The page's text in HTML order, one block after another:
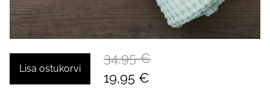
Lisa ostukorvi
34,95 €
19,95 €